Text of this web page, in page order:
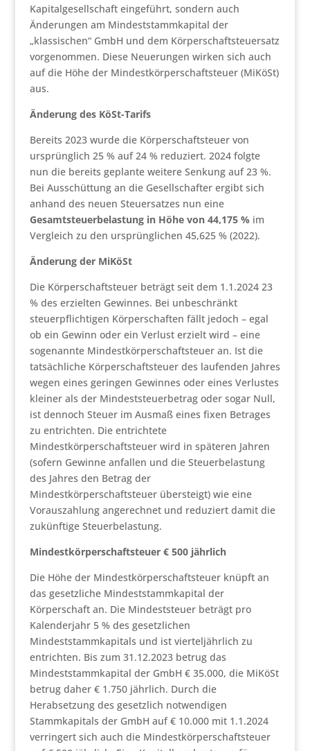
Kapitalgesellschaft eingeführt, sondern auch
Änderungen am Mindeststammkapital der
„klassischen“ GmbH und dem Körperschaftsteuersatz
vorgenommen. Diese Neuerungen wirken sich auch
auf die Höhe der Mindestkörperschaftsteuer (MiKöSt)
aus.
Änderung des KöSt-Tarifs
Bereits 2023 wurde die Körperschaftsteuer von
ursprünglich 25 % auf 24 % reduziert. 2024 folgte
nun die bereits geplante weitere Senkung auf 23 %.
Bei Ausschüttung an die Gesellschafter ergibt sich
anhand des neuen Steuersatzes nun eine
Gesamtsteuerbelastung in Höhe von 44,175 % im
Vergleich zu den ursprünglichen 45,625 % (2022).
Änderung der MiKöSt
Die Körperschaftsteuer beträgt seit dem 1.1.2024 23
% des erzielten Gewinnes. Bei unbeschränkt
steuerpflichtigen Körperschaften fällt jedoch – egal
ob ein Gewinn oder ein Verlust erzielt wird – eine
sogenannte Mindestkörperschaftsteuer an. Ist die
tatsächliche Körperschaftsteuer des laufenden Jahres
wegen eines geringen Gewinnes oder eines Verlustes
kleiner als der Mindeststeuerbetrag oder sogar Null,
ist dennoch Steuer im Ausmaß eines fixen Betrages
zu entrichten. Die entrichtete
Mindestkörperschaftsteuer wird in späteren Jahren
(sofern Gewinne anfallen und die Steuerbelastung
des Jahres den Betrag der
Mindestkörperschaftsteuer übersteigt) wie eine
Vorauszahlung angerechnet und reduziert damit die
zukünftige Steuerbelastung.
Mindestkörperschaftsteuer € 500 jährlich
Die Höhe der Mindestkörperschaftsteuer knüpft an
das gesetzliche Mindeststammkapital der
Körperschaft an. Die Mindeststeuer beträgt pro
Kalenderjahr 5 % des gesetzlichen
Mindeststammkapitals und ist vierteljährlich zu
entrichten. Bis zum 31.12.2023 betrug das
Mindeststammkapital der GmbH € 35.000, die MiKöSt
betrug daher € 1.750 jährlich. Durch die
Herabsetzung des gesetzlich notwendigen
Stammkapitals der GmbH auf € 10.000 mit 1.1.2024
verringert sich auch die Mindestkörperschaftsteuer